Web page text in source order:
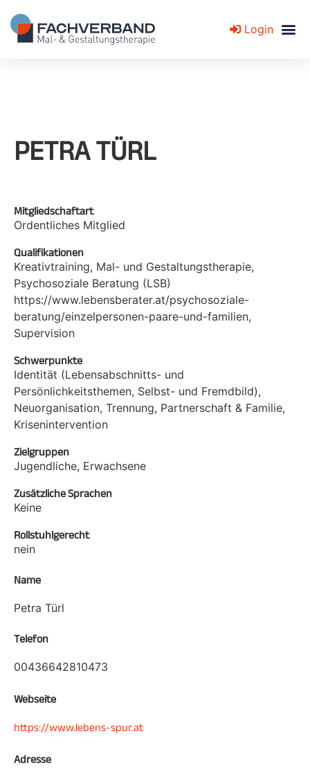
Login
PETRA TÜRL
Mitgliedschaftart
Ordentliches Mitglied
Qualifikationen
Kreativtraining, Mal- und Gestaltungstherapie,
Psychosoziale Beratung (LSB)
https://www.lebensberater.at/psychosoziale-
beratung/einzelpersonen-paare-und-familien,
Supervision
Schwerpunkte
Identität (Lebensabschnitts- und
Persönlichkeitsthemen, Selbst- und Fremdbild),
Neuorganisation, Trennung, Partnerschaft & Familie,
Krisenintervention
Zielgruppen
Jugendliche, Erwachsene
Zusätzliche Sprachen
Keine
Rollstuhlgerecht
nein
Name
Petra Türl
Telefon
00436642810473
Webseite
https://www.lebens-spur.at
Adresse